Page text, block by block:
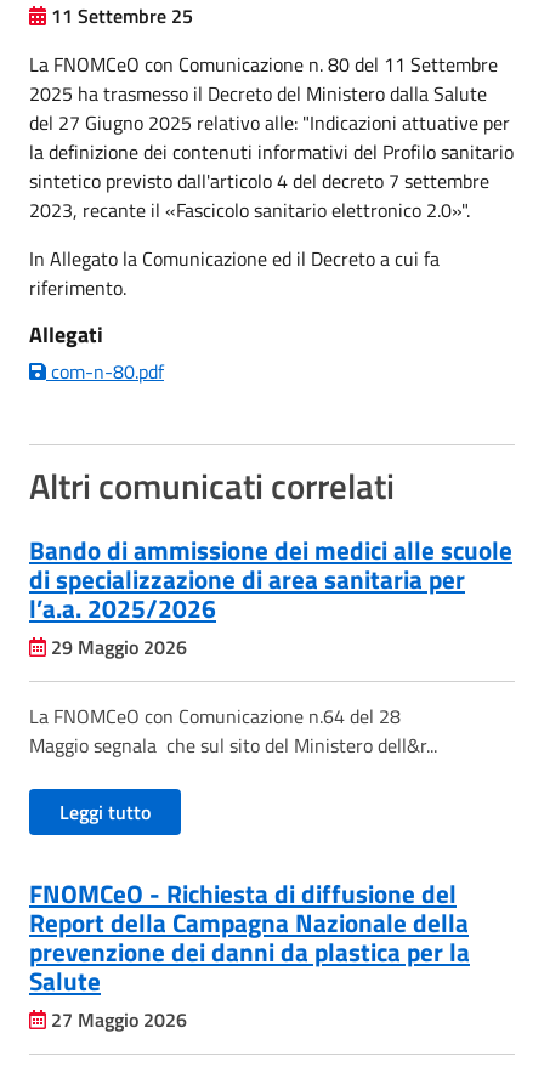
11 Settembre 25
La FNOMCeO con Comunicazione n. 80 del 11 Settembre
2025 ha trasmesso il Decreto del Ministero dalla Salute
del 27 Giugno 2025 relativo alle: "Indicazioni attuative per
la definizione dei contenuti informativi del Profilo sanitario
sintetico previsto dall'articolo 4 del decreto 7 settembre
2023, recante il «Fascicolo sanitario elettronico 2.0»".
In Allegato la Comunicazione ed il Decreto a cui fa
riferimento.
Allegati
com-n-80.pdf
Altri comunicati correlati
Bando di ammissione dei medici alle scuole
di specializzazione di area sanitaria per
l’a.a. 2025/2026
29 Maggio 2026
La FNOMCeO con Comunicazione n.64 del 28
Maggio segnala che sul sito del Ministero dell&r...
Leggi tutto
FNOMCeO - Richiesta di diffusione del
Report della Campagna Nazionale della
prevenzione dei danni da plastica per la
Salute
27 Maggio 2026